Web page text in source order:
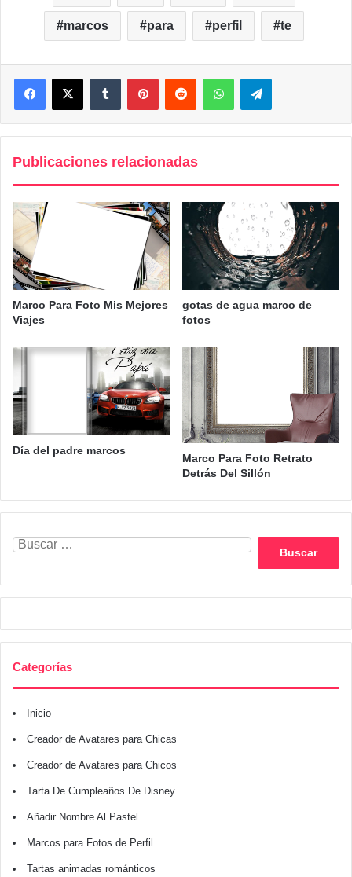
marcos para perfil te
FacebookX Tumblr PinterestReddit WhatsAppTelegram
Publicaciones relacionadas
Marco Para Foto Mis Mejores
Viajes
gotas de agua marco de
fotos
Día del padre marcos
Marco Para Foto Retrato
Detrás Del Sillón
Categorías
Inicio
Creador de Avatares para Chicas
Creador de Avatares para Chicos
Tarta De Cumpleaños De Disney
Añadir Nombre Al Pastel
Marcos para Fotos de Perfil
Tartas animadas románticos